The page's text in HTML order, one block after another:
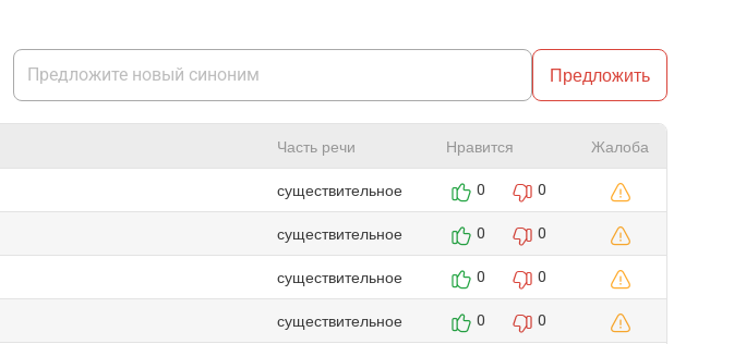
Предложить
Часть речи Нравится Жалоба
существительное 0 0
существительное 0 0
существительное 0 0
существительное 0 0